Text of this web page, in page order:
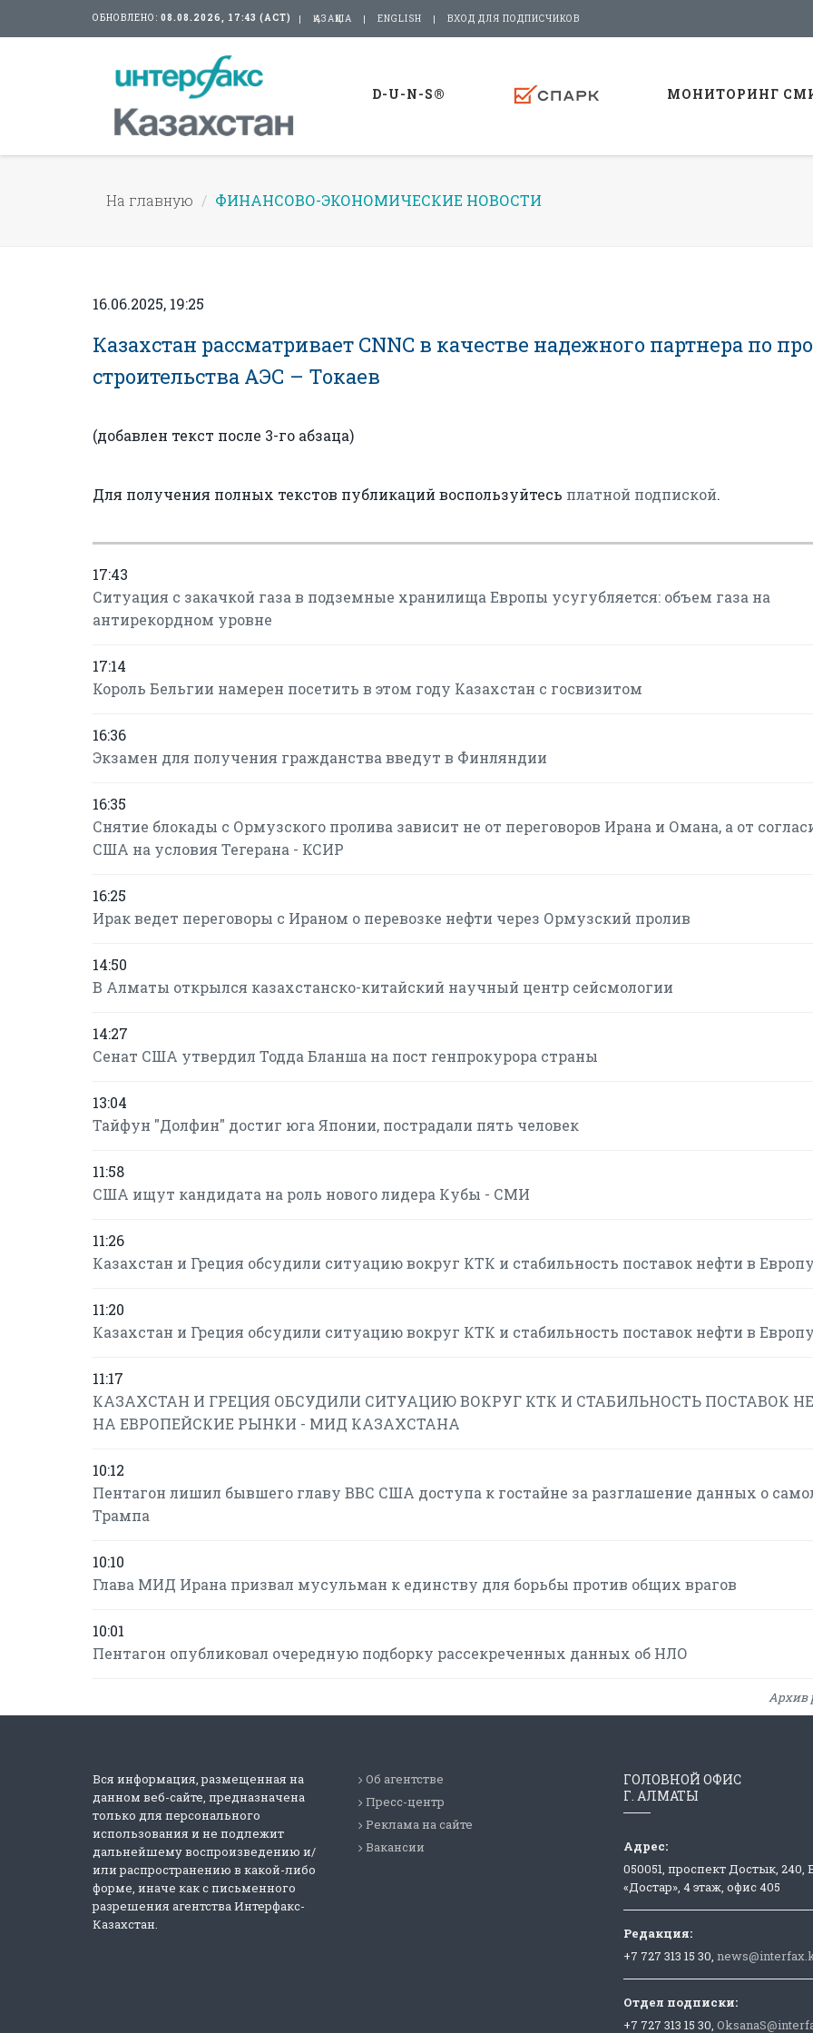
ОБНОВЛЕНО: 08.08.2026, 17:43 (АСТ) ҚАЗАҚША ENGLISH ВХОД ДЛЯ ПОДПИСЧИКОВ
D-U-N-S® МОНИТОРИНГ
На главную ФИНАНСОВО-ЭКОНОМИЧЕСКИЕ НОВОСТИ
16.06.2025, 19:25
Казахстан рассматривает CNNC в качестве надежного партнера по
строительства АЭС – Токаев
(добавлен текст после 3-го абзаца)
Для получения полных текстов публикаций воспользуйтесь платной подпиской.
17:43
Ситуация с закачкой газа в подземные хранилища Европы усугубляется: объем газа на
антирекордном уровне
17:14
Король Бельгии намерен посетить в этом году Казахстан с госвизитом
16:36
Экзамен для получения гражданства введут в Финляндии
16:35
Снятие блокады с Ормузского пролива зависит не от переговоров Ирана и Омана, а от
США на условия Тегерана - КСИР
16:25
Ирак ведет переговоры с Ираном о перевозке нефти через Ормузский пролив
14:50
В Алматы открылся казахстанско-китайский научный центр сейсмологии
14:27
Сенат США утвердил Тодда Бланша на пост генпрокурора страны
13:04
Тайфун "Долфин" достиг юга Японии, пострадали пять человек
11:58
США ищут кандидата на роль нового лидера Кубы - СМИ
11:26
Казахстан и Греция обсудили ситуацию вокруг КТК и стабильность поставок нефти в
11:20
Казахстан и Греция обсудили ситуацию вокруг КТК и стабильность поставок нефти в
11:17
КАЗАХСТАН И ГРЕЦИЯ ОБСУДИЛИ СИТУАЦИЮ ВОКРУГ КТК И СТАБИЛЬНОСТЬ ПОСТАВОК
НА ЕВРОПЕЙСКИЕ РЫНКИ - МИД КАЗАХСТАНА
10:12
Пентагон лишил бывшего главу ВВС США доступа к гостайне за разглашение данных о
Трампа
10:10
Глава МИД Ирана призвал мусульман к единству для борьбы против общих врагов
10:01
Пентагон опубликовал очередную подборку рассекреченных данных об НЛО
Архив
Вся информация, размещенная на
данном веб-сайте, предназначена
только для персонального
использования и не подлежит
дальнейшему воспроизведению и/
или распространению в какой-либо
форме, иначе как с письменного
разрешения агентства Интерфакс-
Казахстан.
Об агентстве
Пресс-центр
Реклама на сайте
Вакансии
ГОЛОВНОЙ ОФИС
Г. АЛМАТЫ
Адрес:
050051, проспект Достык, 240,
«Достар», 4 этаж, офис 405
Редакция:
+7 727 313 15 30,
Отдел подписки:
+7 727 313 15 30,